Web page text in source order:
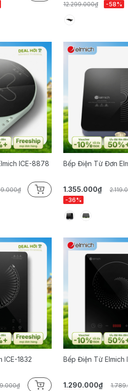
12.299.000₫ -58%
ICE-8878 Bếp Điện Từ Đơn
1.355.000₫
-36%
ICE-1832 Bếp Điện Từ Elmich
1.290.000₫